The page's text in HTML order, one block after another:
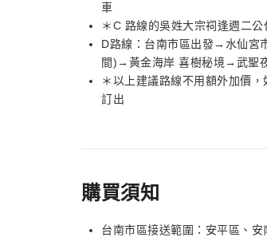
車
＊C 路線的吳姓大宗祠逢週二公
D路線：台南市區出發→水仙
間)→黃金海岸 喜樹秘境→武聖
＊以上建議路線不用額外加價
訂出
購買須知
台南市區接送範圍：安平區、